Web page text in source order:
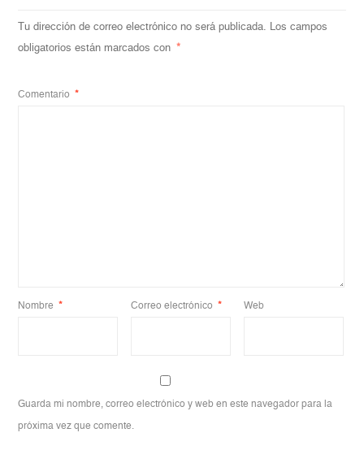
Tu dirección de correo electrónico no será publicada. Los campos
obligatorios están marcados con *
Comentario *
Nombre * Correo electrónico * Web
Guarda mi nombre, correo electrónico y web en este navegador para la
próxima vez que comente.